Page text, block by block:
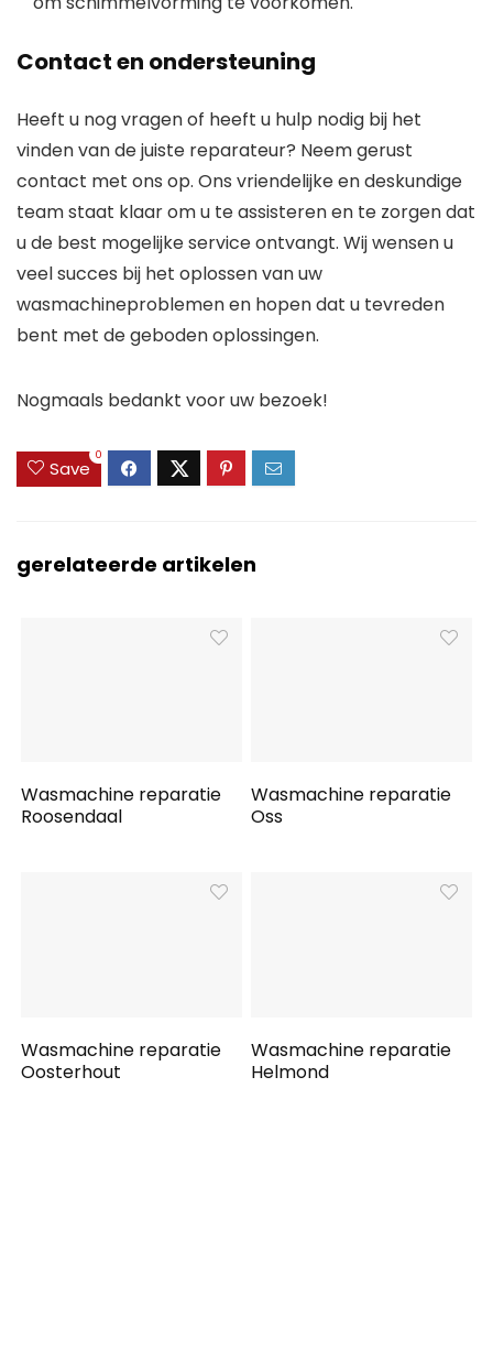
Contact en ondersteuning
Heeft u nog vragen of heeft u hulp nodig bij het
vinden van de juiste reparateur? Neem gerust
contact met ons op. Ons vriendelijke en deskundige
team staat klaar om u te assisteren en te zorgen dat
u de best mogelijke service ontvangt. Wij wensen u
veel succes bij het oplossen van uw
wasmachineproblemen en hopen dat u tevreden
bent met de geboden oplossingen.
Nogmaals bedankt voor uw bezoek!
Save
0
gerelateerde artikelen
Wasmachine reparatie
Roosendaal
Wasmachine reparatie
Oss
Wasmachine reparatie
Oosterhout
Wasmachine reparatie
Helmond